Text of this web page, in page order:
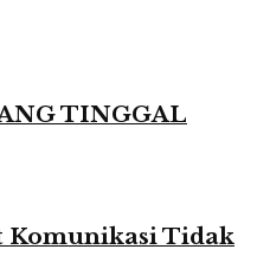
TINGGAL
Komunikasi Tidak